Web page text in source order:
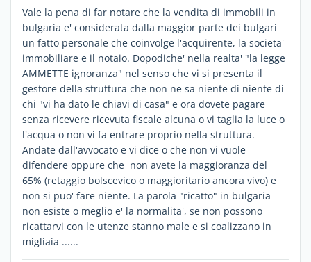
Vale la pena di far notare che la vendita di immobili in
bulgaria e' considerata dalla maggior parte dei bulgari
un fatto personale che coinvolge l'acquirente, la societa'
immobiliare e il notaio. Dopodiche' nella realta' "la legge
AMMETTE ignoranza" nel senso che vi si presenta il
gestore della struttura che non ne sa niente di niente di
chi "vi ha dato le chiavi di casa" e ora dovete pagare
senza ricevere ricevuta fiscale alcuna o vi taglia la luce o
l'acqua o non vi fa entrare proprio nella struttura.
Andate dall'avvocato e vi dice o che non vi vuole
difendere oppure che non avete la maggioranza del
65% (retaggio bolscevico o maggioritario ancora vivo) e
non si puo' fare niente. La parola "ricatto" in bulgaria
non esiste o meglio e' la normalita', se non possono
ricattarvi con le utenze stanno male e si coalizzano in
migliaia ......